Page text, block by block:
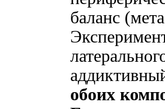
баланс
обоих